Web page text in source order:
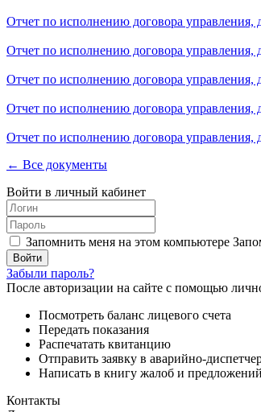
Отчет по исполнению договора управления,
Отчет по исполнению договора управления,
Отчет по исполнению договора управления,
Отчет по исполнению договора управления,
Отчет по исполнению договора
← Все документы
Войти в личный кабинет
Запомнить меня на этом компьютере
Забыли пароль?
После авторизации на сайте с помощью
Посмотреть баланс лицевого счета
Передать показания
Распечатать квитанцию
Отправить заявку в аварийно-
Написать в книгу жалоб и предложений
Контакты